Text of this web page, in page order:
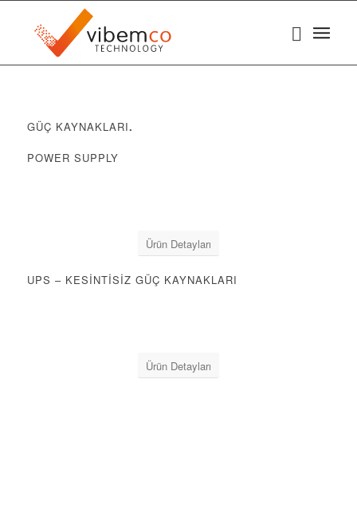
GÜÇ KAYNAKLARI.
POWER SUPPLY
Ürün Detayları
UPS – KESİNTİSİZ GÜÇ KAYNAKLARI
Ürün Detayları